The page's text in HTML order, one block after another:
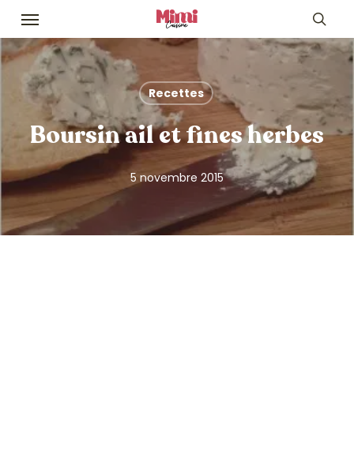
Skip
main
content
Menu
Recettes
Boursin ail et fines herbes
5 novembre 2015